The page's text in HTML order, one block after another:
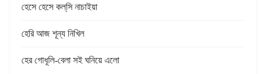
হেসে হেসে কল্‌সি নাচাইয়া
হেরি আজ শূন্য নিখিল
হের গোধূলি-বেলা সই ঘনিয়ে এলো